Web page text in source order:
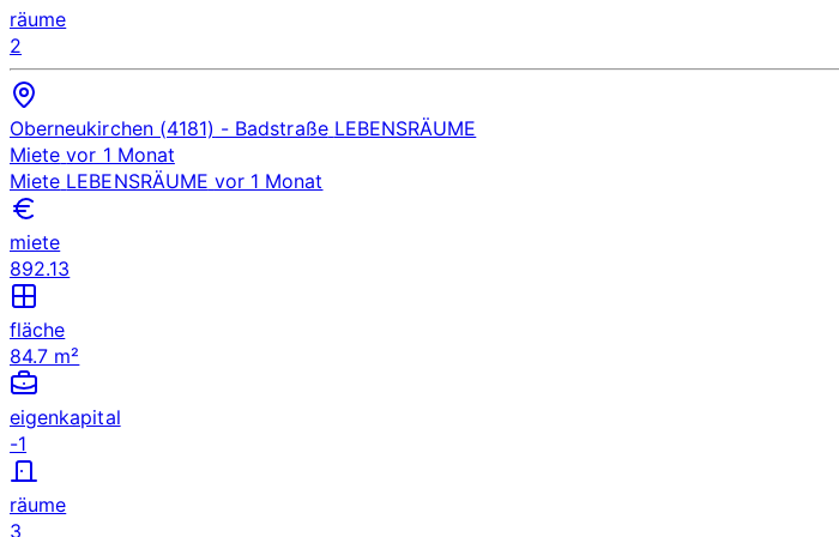
räume
2
Oberneukirchen (4181) - Badstraße LEBENSRÄUME
Miete vor 1 Monat
Miete LEBENSRÄUME vor 1 Monat
miete
892.13
fläche
84.7 m²
eigenkapital
-1
räume
3